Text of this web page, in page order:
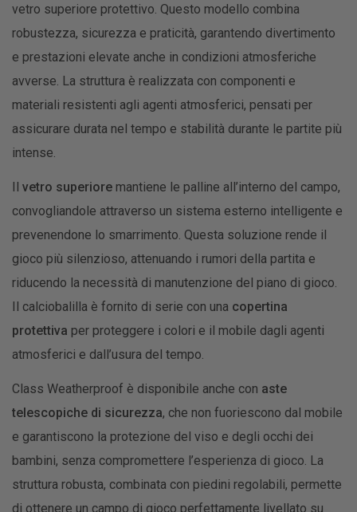
vetro superiore protettivo. Questo modello combina
robustezza, sicurezza e praticità, garantendo divertimento
e prestazioni elevate anche in condizioni atmosferiche
avverse. La struttura è realizzata con componenti e
materiali resistenti agli agenti atmosferici, pensati per
assicurare durata nel tempo e stabilità durante le partite più
intense.
Il vetro superiore mantiene le palline all’interno del campo,
convogliandole attraverso un sistema esterno intelligente e
prevenendone lo smarrimento. Questa soluzione rende il
gioco più silenzioso, attenuando i rumori della partita e
riducendo la necessità di manutenzione del piano di gioco.
Il calciobalilla è fornito di serie con una copertina
protettiva per proteggere i colori e il mobile dagli agenti
atmosferici e dall’usura del tempo.
Class Weatherproof è disponibile anche con aste
telescopiche di sicurezza, che non fuoriescono dal mobile
e garantiscono la protezione del viso e degli occhi dei
bambini, senza compromettere l’esperienza di gioco. La
struttura robusta, combinata con piedini regolabili, permette
di ottenere un campo di gioco perfettamente livellato su